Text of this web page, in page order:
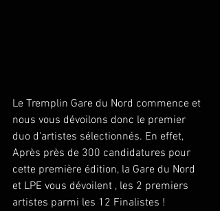
Le Tremplin Gare du Nord commence et
nous vous dévoilons donc le premier
duo d'artistes sélectionnés. En effet,
Après près de 300 candidatures pour
cette première édition, la Gare du Nord
et LPE vous dévoilent , les 2 premiers
artistes parmi les 12 Finalistes !